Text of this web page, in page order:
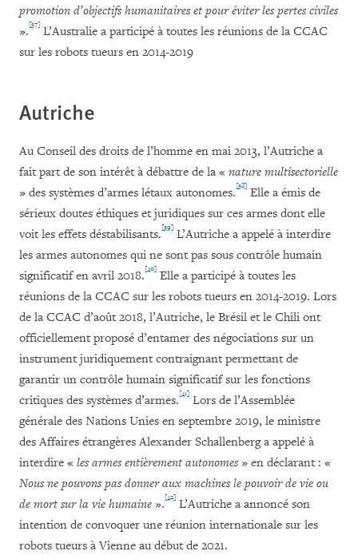
promotion d’objectifs humanitaires et pour éviter les pertes civiles
».[37] L’Australie a participé à toutes les réunions de la CCAC
sur les robots tueurs en 2014-2019
Autriche
Au Conseil des droits de l’homme en mai 2013, l’Autriche a
fait part de son intérêt à débattre de la « nature multisectorielle
» des systèmes d’armes létaux autonomes.[38] Elle a émis de
sérieux doutes éthiques et juridiques sur ces armes dont elle
voit les effets déstabilisants.[39] L’Autriche a appelé à interdire
les armes autonomes qui ne sont pas sous contrôle humain
significatif en avril 2018.[40] Elle a participé à toutes les
réunions de la CCAC sur les robots tueurs en 2014-2019. Lors
de la CCAC d’août 2018, l’Autriche, le Brésil et le Chili ont
officiellement proposé d’entamer des négociations sur un
instrument juridiquement contraignant permettant de
garantir un contrôle humain significatif sur les fonctions
critiques des systèmes d’armes.[41] Lors de l’Assemblée
générale des Nations Unies en septembre 2019, le ministre
des Affaires étrangères Alexander Schallenberg a appelé à
interdire « les armes entièrement autonomes» en déclarant : «
Nous ne pouvons pas donner aux machines le pouvoir de vie ou
de mort sur la vie humaine ».[42] L’Autriche a annoncé son
intention de convoquer une réunion internationale sur les
robots tueurs à Vienne au début de 2021.